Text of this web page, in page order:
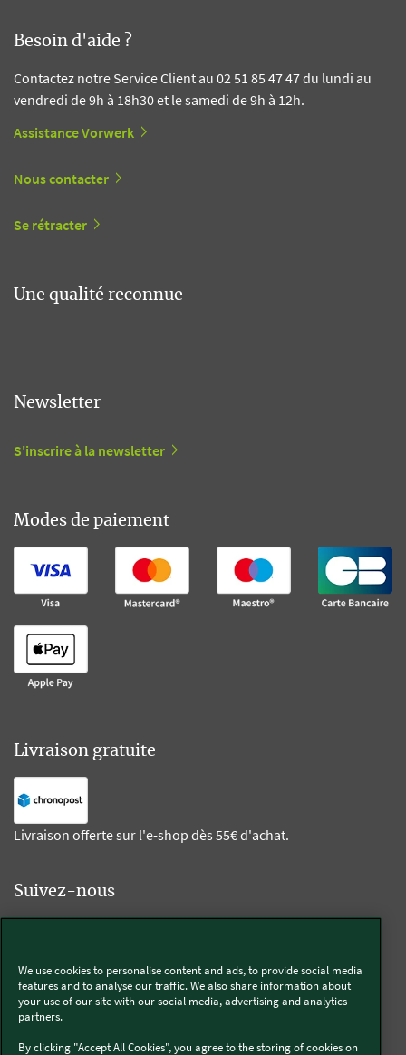
Besoin d'aide ?
Contactez notre Service Client au 02 51 85 47 47 du lundi au
vendredi de 9h à 18h30 et le samedi de 9h à 12h.
Assistance Vorwerk
Nous contacter
Se rétracter
Une qualité reconnue
Newsletter
S'inscrire à la newsletter
Modes de paiement
Livraison gratuite
Livraison offerte sur l'e-shop dès 55€ d'achat.
Suivez-nous
Thermomix®
We use cookies to personalise content and ads, to provide social media
features and to analyse our traffic. We also share information about
your use of our site with our social media, advertising and analytics
partners.
By clicking "Accept All Cookies", you agree to the storing of cookies on